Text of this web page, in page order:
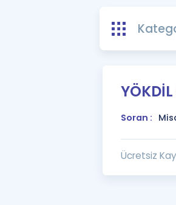
Soran :
Ücretsiz